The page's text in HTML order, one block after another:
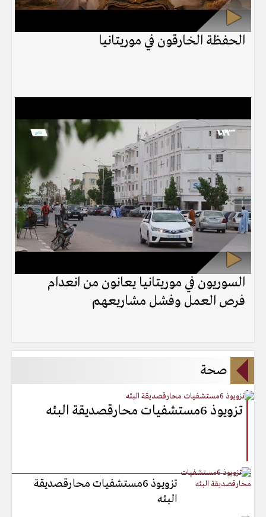
الحفظة الخارقون في موريتانيا
السوريون في موريتانيا يعانون من انعدام
فرص العمل وفشل مشاريعهم
صحة
تزويوذ 6مستشفيات محارقصديقة البئه
تزويوذ 6مستشفيات محارقصديقة
البئه